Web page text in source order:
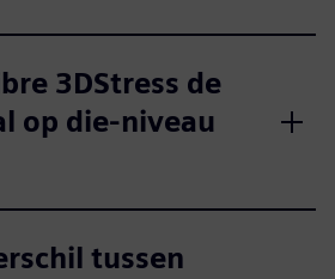
3DStress de
op die-niveau
tussen